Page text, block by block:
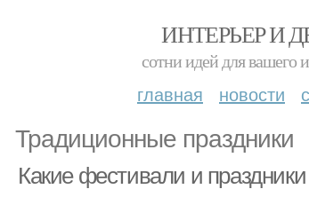
ИНТЕРЬЕР И
сотни идей для вашего
главная новости
Традиционные праздники
Какие фестивали и